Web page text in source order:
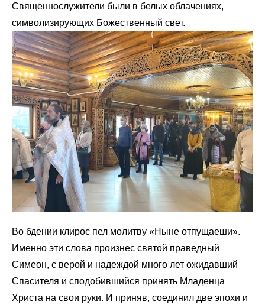
Священнослужители были в белых облачениях,
символизирующих Божественный свет.
Во бдении клирос пел молитву «Ныне отпущаеши».
Именно эти слова произнес святой праведный
Симеон, с верой и надеждой много лет ожидавший
Спасителя и сподобившийся принять Младенца
Христа на свои руки. И приняв, соединил две эпохи и